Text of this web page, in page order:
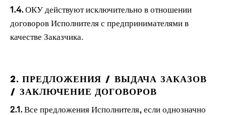
1.4. ОКУ действуют исключительно в отношении
договоров Исполнителя с предпринимателями в
качестве Заказчика.
2. ПРЕДЛОЖЕНИЯ / ВЫДАЧА ЗАКАЗОВ
/ ЗАКЛЮЧЕНИЕ ДОГОВОРОВ
2.1. Все предложения Исполнителя, если однозначно